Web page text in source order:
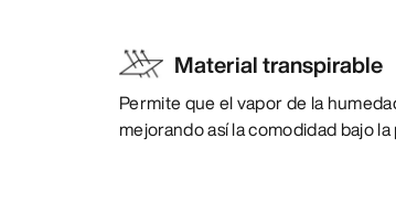
Material transpirable
Permite que el vapor de la
mejorando así la comodidad bajo